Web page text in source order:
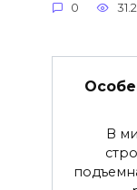
0
В